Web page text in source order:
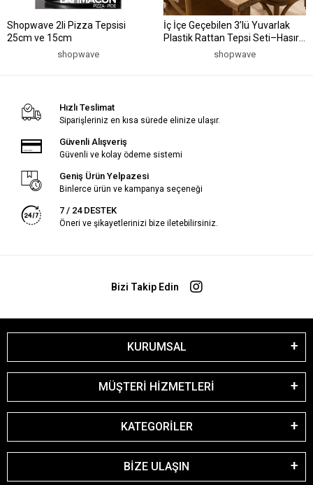
Shopwave 2li Pizza Tepsisi
25cm ve 15cm
shopwave
İç İçe Geçebilen 3’lü Yuvarlak
Plastik Rattan Tepsi Seti–Hasır
Görünümlü Çok Amaçlı Servis ve
Sunum Tepsileri (5047)
shopwave
Hızlı Teslimat
Siparişleriniz en kısa sürede elinize ulaşır.
Güvenli Alışveriş
Güvenli ve kolay ödeme sistemi
Geniş Ürün Yelpazesi
Binlerce ürün ve kampanya seçeneği
7 / 24 DESTEK
Öneri ve şikayetlerinizi bize iletebilirsiniz.
Bizi Takip Edin
KURUMSAL
MÜŞTERİ HİZMETLERİ
KATEGORİLER
BİZE ULAŞIN